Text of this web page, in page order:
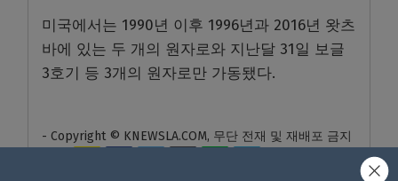
미국에서는 1990년 이후 1996년과 2016년 왓츠
바에 있는 두 개의 원자로와 지난달 31일 보글
3호기 등 3개의 원자로만 가동됐다.
- Copyright © KNEWSLA.COM, 무단 전재 및 재배포 금지